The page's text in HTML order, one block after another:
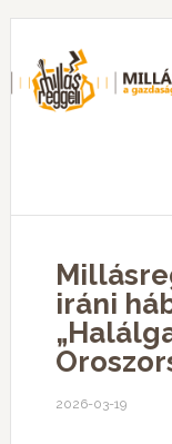
iráni
2026-03-19